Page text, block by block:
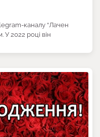
каналу “Лачен
У 2022 році він